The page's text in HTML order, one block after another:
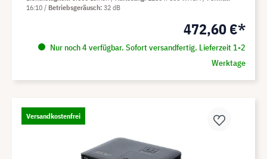
472,60 €*
Nur noch 4 verfügbar. Sofort versandfertig. Lieferzeit 1-2
Werktage
16:10
Betriebsgeräusch 32 dB
Versandkostenfrei